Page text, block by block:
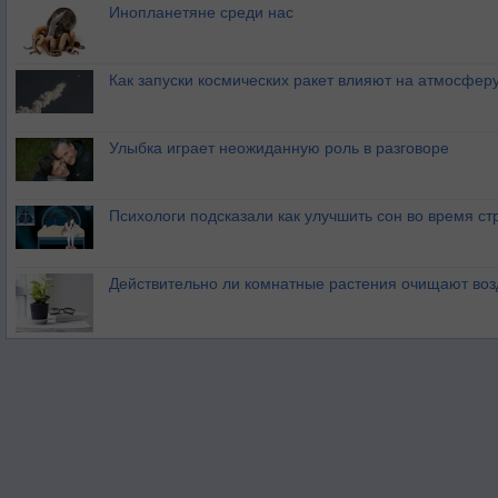
Инопланетяне среди нас
Как запуски космических ракет влияют на
Улыбка играет неожиданную роль в разговоре
Психологи подсказали как улучшить сон во время
Действительно ли комнатные растения очищают